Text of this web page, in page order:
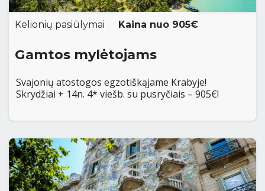
Kaina nuo 905€
Kelionių pasiūlymai
Gamtos mylėtojams
Svajonių atostogos egzotiškąjame Krabyje!
Skrydžiai + 14n. 4* viešb. su pusryčiais – 905€!